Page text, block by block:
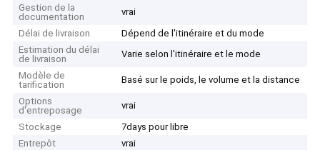
Gestion de la
documentation
vrai
Délai de livraison
Dépend de l'itinéraire et du mode
Estimation du délai
de livraison
Varie selon l'itinéraire et le mode
Modèle de
tarification
Basé sur le poids, le volume et la distance
Options
d'entreposage
vrai
Stockage
7days pour libre
Entrepôt
vrai